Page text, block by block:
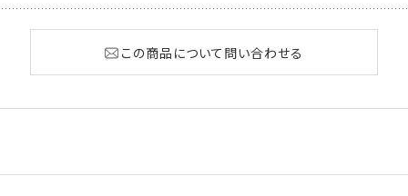
この商品について問い合わせる